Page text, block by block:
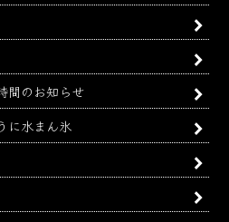
間のお知らせ
に水まん氷